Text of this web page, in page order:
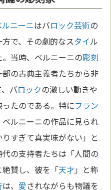
ニーニはバロック芸術の
で、その劇的なスタイル
。当時、ベルニーニの彫刻
の古典主義者たちから非
バロックの激しい動きや
たのである。特にフラン
ルニーニの作品に見られ
すぎて真実味がない」と
の支持者たちは「人間の
賛し、彼を「天才 」と称
は、 愛されながらも物議を